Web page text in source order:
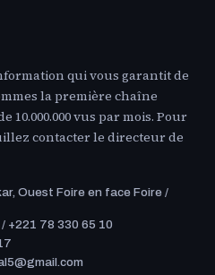
qui vous garantit de
la première chaîne
vus par mois. Pour
contacter le directeur de
Ouest Foire en face Foire /
+221 78 330 65 10